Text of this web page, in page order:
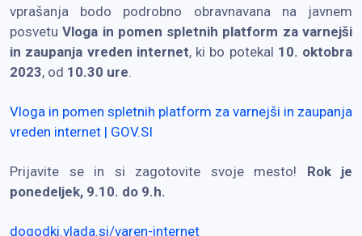
vprašanja bodo podrobno obravnavana na javnem
posvetuVloga in pomen spletnih platform za varnejši
in zaupanja vreden internet, ki bo potekal 10. oktobra
2023, od 10.30 ure
Vloga in pomen spletnih platform za varnejši in zaupanja
vreden internet | GOV.SI
Prijavite se in si zagotovite svoje mesto! Rok je
ponedeljek, 9.10. do 9.h.
dogodki.vlada.si/varen-internet